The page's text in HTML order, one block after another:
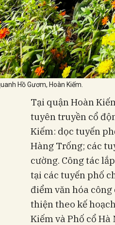
Hồ Gươm, Hoàn Kiếm.
Tại quận Hoàn
tuyên truyền cổ
Kiếm: dọc tuyến
Hàng Trống; các
cường. Công tác
tại các tuyến phố
điểm văn hóa
thiện theo kế
Kiếm và Phố cổ